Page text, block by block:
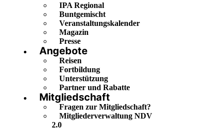
IPA Regional
Buntgemischt
Veranstaltungskalender
Magazin
Presse
Angebote
Reisen
Fortbildung
Unterstützung
Partner und Rabatte
Mitgliedschaft
Fragen zur Mitgliedschaft?
Mitgliederverwaltung NDV
2.0